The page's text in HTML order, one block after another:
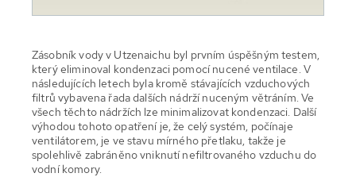
Zásobník vody v Utzenaichu byl prvním úspěšným testem,
který eliminoval kondenzaci pomocí nucené ventilace. V
následujících letech byla kromě stávajících vzduchových
filtrů vybavena řada dalších nádrží nuceným větráním. Ve
všech těchto nádržích lze minimalizovat kondenzaci. Další
výhodou tohoto opatření je, že celý systém, počínaje
ventilátorem, je ve stavu mírného přetlaku, takže je
spolehlivě zabráněno vniknutí nefiltrovaného vzduchu do
vodní komory.